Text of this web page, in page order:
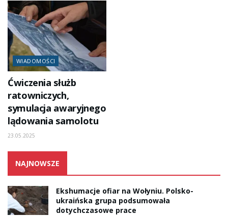
WIADOMOŚCI
Ćwiczenia służb
ratowniczych,
symulacja awaryjnego
lądowania samolotu
23.05.2025
NAJNOWSZE
Ekshumacje ofiar na Wołyniu. Polsko-
ukraińska grupa podsumowała
dotychczasowe prace